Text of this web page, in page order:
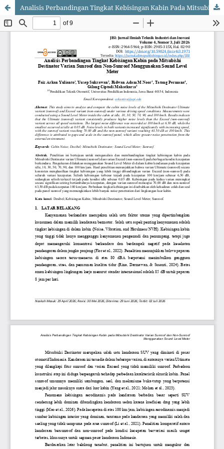
Analisis Perbandingan Tingkat Kebisingan Kabin Pada Mitsubishi Destinator Varian Sunroof dan Non-Sunroof Menggunakan Sound Level Meter